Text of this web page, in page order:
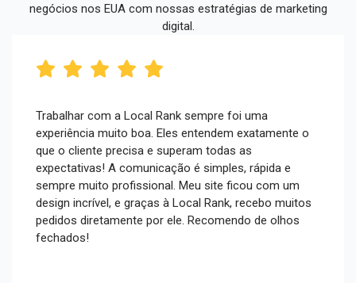
negócios nos EUA com nossas estratégias de marketing
digital.
Trabalhar com a Local Rank sempre foi uma
experiência muito boa. Eles entendem exatamente o
que o cliente precisa e superam todas as
expectativas! A comunicação é simples, rápida e
sempre muito profissional. Meu site ficou com um
design incrível, e graças à Local Rank, recebo muitos
pedidos diretamente por ele. Recomendo de olhos
fechados!